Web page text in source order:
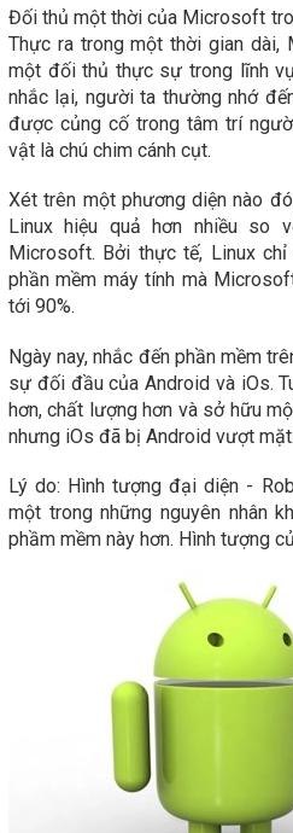
Đối thủ một thời của Microsoft
Thực ra trong một thời gian dài,
một đối thủ thực sự trong lĩnh
nhắc lại, người ta thường nhớ
được củng cố trong tâm trí
vật là chú chim cánh cụt.
Xét trên một phương diện nào
Linux hiệu quả hơn nhiều so
Microsoft. Bởi thực tế, Linux
phần mềm máy tính mà
tới 90%.
Ngày nay, nhắc đến phần mềm
sự đối đầu của Android và iOs.
hơn, chất lượng hơn và sở hữu
nhưng iOs đã bị Android vượt mặt.
Lý do: Hình tượng đại diện -
một trong những nguyên nhân
phầm mềm này hơn. Hình tượng